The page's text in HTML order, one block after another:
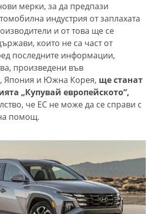
мерки, за да предпази
индустрия от заплахата
и от това ще се
които не са част от
последните информации,
произведени във
Япония и Южна Корея, ще станат
„Купувай европейското“,
че ЕС не може да се справи с
помощ.